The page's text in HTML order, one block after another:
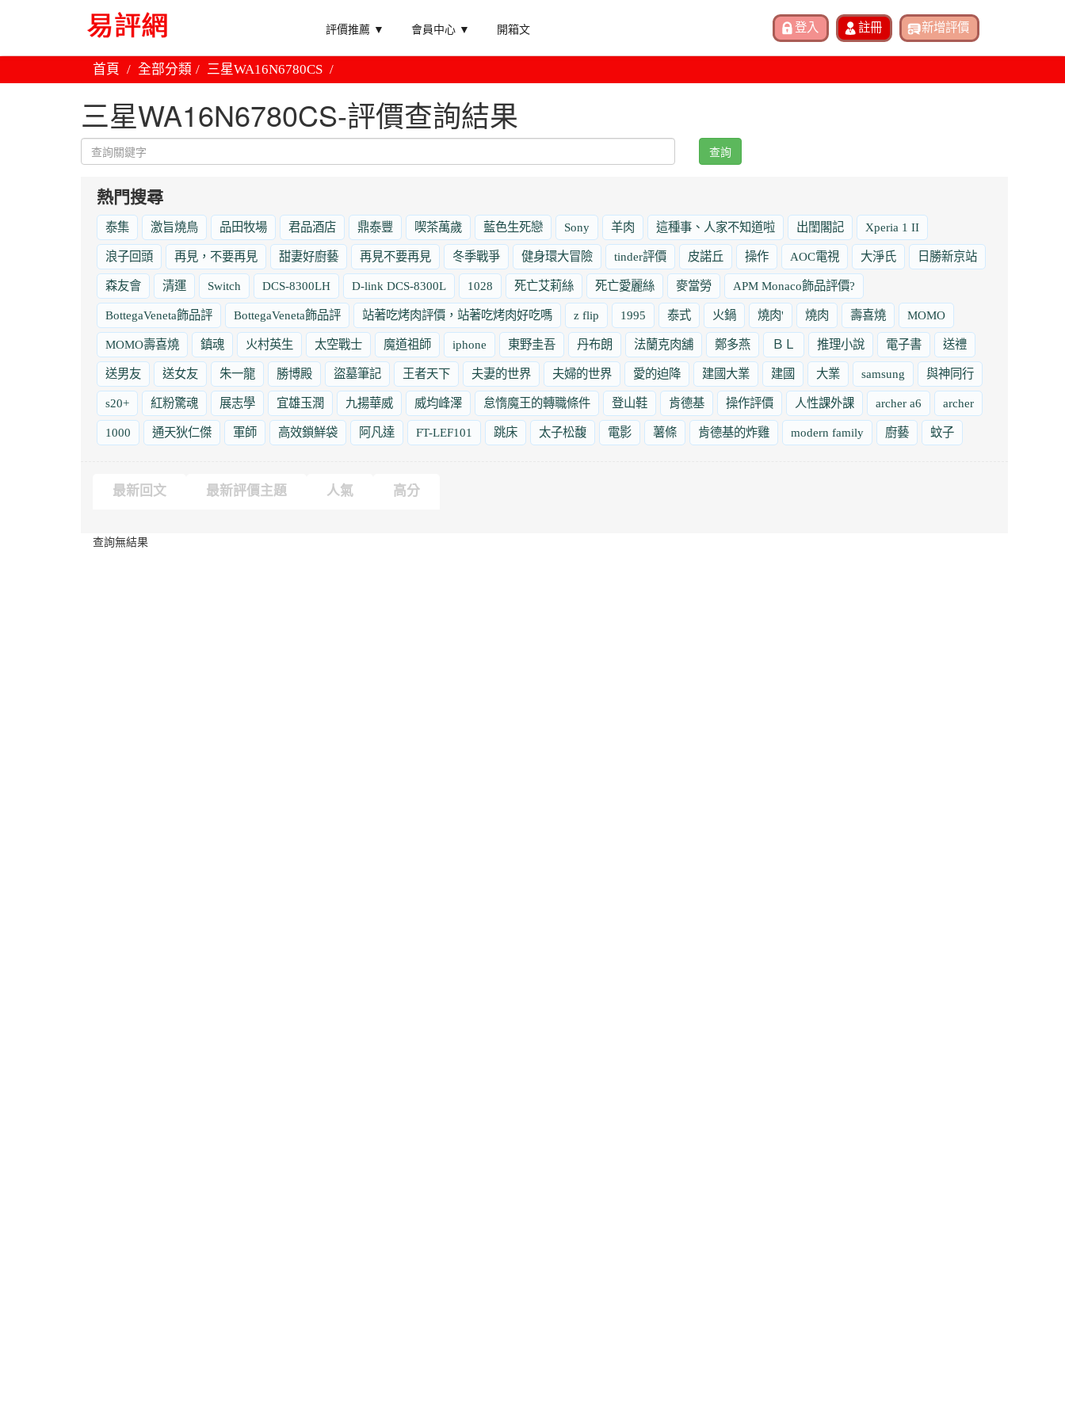
評價推薦 ▼ 會員中心 ▼ 開箱文
首頁 全部分類 三星WA16N6780CS
三星WA16N6780CS-評價查詢結果
查詢
熱門搜尋
泰集 激旨燒鳥 品田牧場 君品酒店 鼎泰豐 喫茶萬歲 藍色生死戀 Sony 羊肉 這種事、人家不知道啦 出閨閣記 Xperia 1 II
浪子回頭 再見，不要再見 甜妻好廚藝 再見不要再見 冬季戰爭 健身環大冒險 tinder評價 皮諾丘 操作 AOC電視 大淨氏 日勝新京站
森友會 清運 Switch DCS-8300LH D-link DCS-8300L 1028 死亡艾莉絲 死亡愛麗絲 麥當勞 APM Monaco飾品評價?
BottegaVeneta飾品評 BottegaVeneta飾品評 站著吃烤肉評價，站著吃烤肉好吃嗎 z flip 1995 泰式 火鍋 燒肉' 燒肉 壽喜燒 MOMO
MOMO壽喜燒 鎮魂 火村英生 太空戰士 魔道祖師 iphone 東野圭吾 丹布朗 法蘭克肉舖 鄭多燕 ＢＬ 推理小說 電子書 送禮
送男友 送女友 朱一龍 勝博殿 盜墓筆記 王者天下 夫妻的世界 夫婦的世界 愛的迫降 建國大業 建國 大業 samsung 與神同行
s20+ 紅粉驚魂 展志學 宜雄玉潤 九揚華威 威均峰澤 怠惰魔王的轉職條件 登山鞋 肯德基 操作評價 人性課外課 archer a6 archer
1000 通天狄仁傑 軍師 高效鎖鮮袋 阿凡達 FT-LEF101 跳床 太子松馥 電影 薯條 肯德基的炸雞 modern family 廚藝 蚊子
最新回文 最新評價主題 人氣 高分
查詢無結果